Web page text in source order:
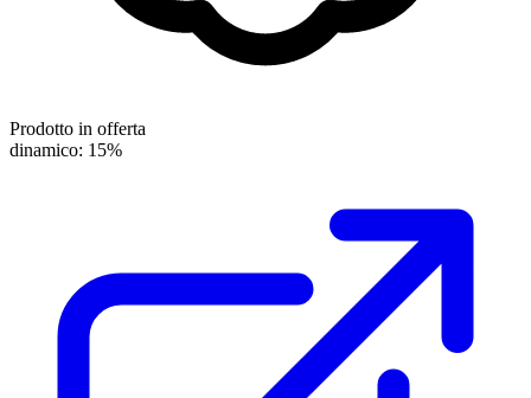
Prodotto in offerta
dinamico: 15%